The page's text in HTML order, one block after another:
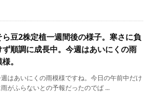
ら豆2株定植一週間後の様子。寒さに負
ず順調に成長中。今週はあいにくの雨
。
はあいにくの雨模様ですね。今日の午前中だけ
がふらないとの予報だったのでぱ ...